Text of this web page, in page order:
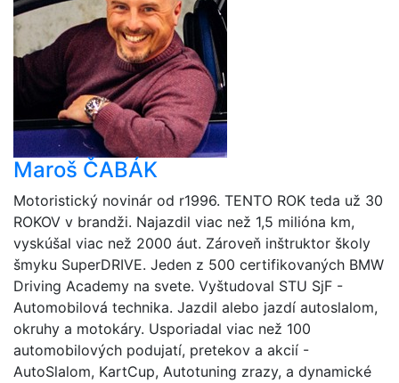
Maroš ČABÁK
Motoristický novinár od r1996. TENTO ROK teda už 30
ROKOV v brandži. Najazdil viac než 1,5 milióna km,
vyskúšal viac než 2000 áut. Zároveň inštruktor školy
šmyku SuperDRIVE. Jeden z 500 certifikovaných BMW
Driving Academy na svete. Vyštudoval STU SjF -
Automobilová technika. Jazdil alebo jazdí autoslalom,
okruhy a motokáry. Usporiadal viac než 100
automobilových podujatí, pretekov a akcií -
AutoSlalom, KartCup, Autotuning zrazy, a dynamické